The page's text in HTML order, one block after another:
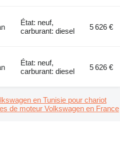
État: neuf,
carburant: diesel
5 626 €
État: neuf,
carburant: diesel
5 626 €
en Tunisie pour chariot
de moteur Volkswagen en France